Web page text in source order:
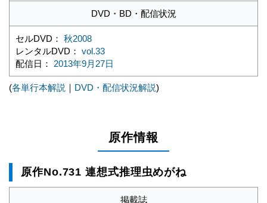
DVD・BD・配信状況
セルDVD： 秋2008
レンタルDVD： vol.33
配信日： 2013年9月27日
(各単行本解説 ｜ DVD・配信状況解説)
原作情報
原作No.731 連想式推理虫めがね
掲載誌